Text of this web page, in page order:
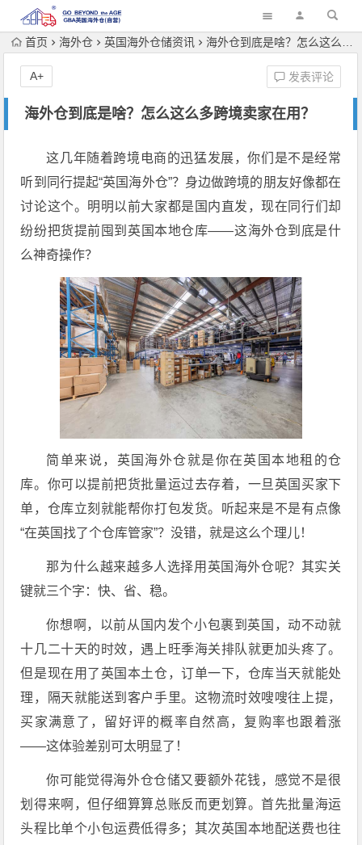
首页 海外仓 英国海外仓储资讯 海外仓到底是啥？怎么这么多跨境卖家在用？
海外仓到底是啥？怎么这么多跨境卖家在用？
发表评论
A+
这几年随着跨境电商的迅猛发展，你们是不是经常
听到同行提起“英国海外仓”？身边做跨境的朋友好像都在
讨论这个。明明以前大家都是国内直发，现在同行们却
纷纷把货提前囤到英国本地仓库——这海外仓到底是什
么神奇操作？
简单来说，英国海外仓就是你在英国本地租的仓
库。你可以提前把货批量运过去存着，一旦英国买家下
单，仓库立刻就能帮你打包发货。听起来是不是有点像
“在英国找了个仓库管家”？没错，就是这么个理儿！
那为什么越来越多人选择用英国海外仓呢？其实关
键就三个字：快、省、稳。
你想啊，以前从国内发个小包裹到英国，动不动就
十几二十天的时效，遇上旺季海关排队就更加头疼了。
但是现在用了英国本土仓，订单一下，仓库当天就能处
理，隔天就能送到客户手里。这物流时效嗖嗖往上提，
买家满意了，留好评的概率自然高，复购率也跟着涨
——这体验差别可太明显了！
你可能觉得海外仓仓储又要额外花钱，感觉不是很
划得来啊，但仔细算算总账反而更划算。首先批量海运
头程比单个小包运费低得多；其次英国本地配送费也往